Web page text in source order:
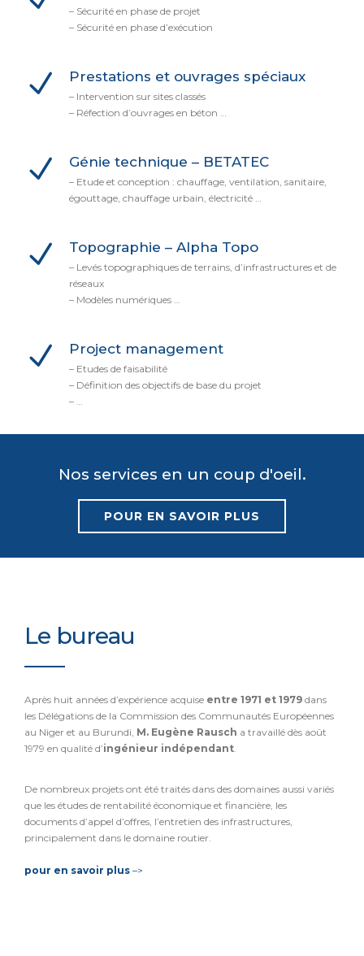
– Sécurité en phase de projet
– Sécurité en phase d’exécution
Prestations et ouvrages spéciaux
– Intervention sur sites classés
– Réfection d’ouvrages en béton …
Génie technique – BETATEC
– Etude et conception : chauffage, ventilation, sanitaire,
égouttage, chauffage urbain, électricité …
Topographie – Alpha Topo
– Levés topographiques de terrains, d’infrastructures et de
réseaux
– Modèles numériques …
Project management
– Etudes de faisabilité
– Définition des objectifs de base du projet
– …
Nos services en un coup d'oeil.
POUR EN SAVOIR PLUS
Le bureau
Après huit années d’expérience acquise entre 1971 et 1979 dans
les Délégations de la Commission des Communautés Européennes
au Niger et au Burundi, M. Eugène Rausch a travaillé dès août
1979 en qualité d’ingénieur indépendant
De nombreux projets ont été traités dans des domaines aussi variés
que les études de rentabilité économique et financière, les
documents d’appel d’offres, l’entretien des infrastructures,
principalement dans le domaine routier.
pour en savoir plus –>